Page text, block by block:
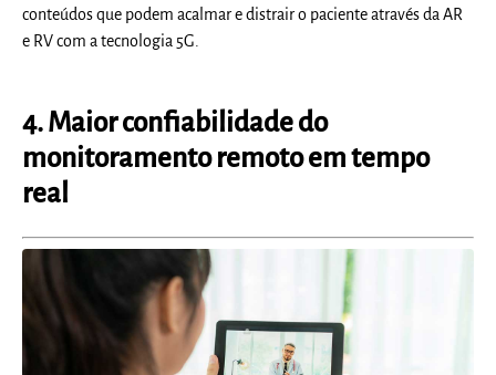
conteúdos que podem acalmar e distrair o paciente através da AR
e RV com a tecnologia 5G.
4. Maior confiabilidade do
monitoramento remoto em tempo
real